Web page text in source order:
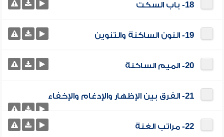
18- باب السكت
19- النون الساكنة والتنوين
20- الميم الساكنة
21- الفرق بين الإظهار والإدغام والإخفاء
22- مراتب الغنة